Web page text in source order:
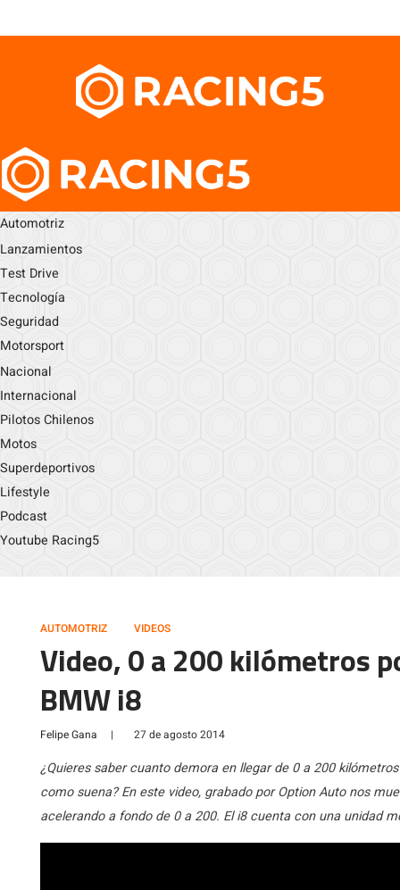
Automotriz
Lanzamientos
Test Drive
Tecnología
Seguridad
Motorsport
Nacional
Internacional
Pilotos Chilenos
Motos
Superdeportivos
Lifestyle
Podcast
Youtube Racing5
AUTOMOTRIZ VIDEOS
Video, 0 a 200 kilómetros
BMW i8
Felipe Gana | 27 de agosto 2014
¿Quieres saber cuanto demora en llegar de 0 a 200
como suena? En este video, grabado por Option Auto nos
acelerando a fondo de 0 a 200. El i8 cuenta con una unidad